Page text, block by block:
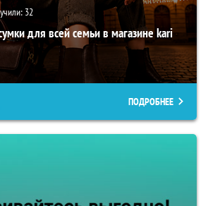
32
для всей семьи в магазине kari
ПОДРОБНЕЕ